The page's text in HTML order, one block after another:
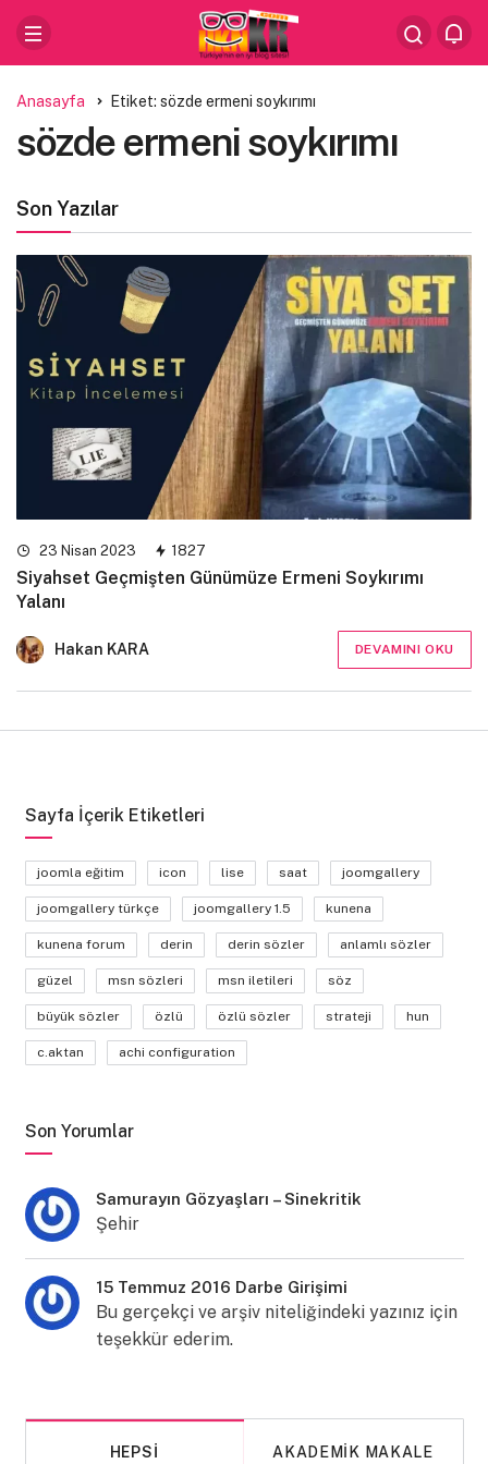
Anasayfa Etiket: sözde ermeni soykırımı
sözde ermeni soykırımı
Son Yazılar
23 Nisan 2023 1827
Siyahset Geçmişten Günümüze Ermeni Soykırımı
Yalanı
Hakan KARA DEVAMINI OKU
Sayfa İçerik Etiketleri
joomla eğitim icon lise saat joomgallery
joomgallery türkçe joomgallery 1.5 kunena
kunena forum derin derin sözler anlamlı sözler
güzel msn sözleri msn iletileri söz
büyük sözler özlü özlü sözler strateji hun
c.aktan achi configuration
Son Yorumlar
Samurayın Gözyaşları – Sinekritik
Şehir
15 Temmuz 2016 Darbe Girişimi
Bu gerçekçi ve arşiv niteliğindeki yazınız için
teşekkür ederim.
HEPSI AKADEMIK MAKALE